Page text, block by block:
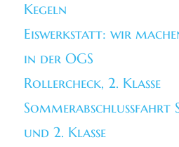
Kegeln
Eiswerkstatt: wir
in der OGS
Rollercheck, 2. Klasse
Sommerabschlussfahrt
und 2. Klasse